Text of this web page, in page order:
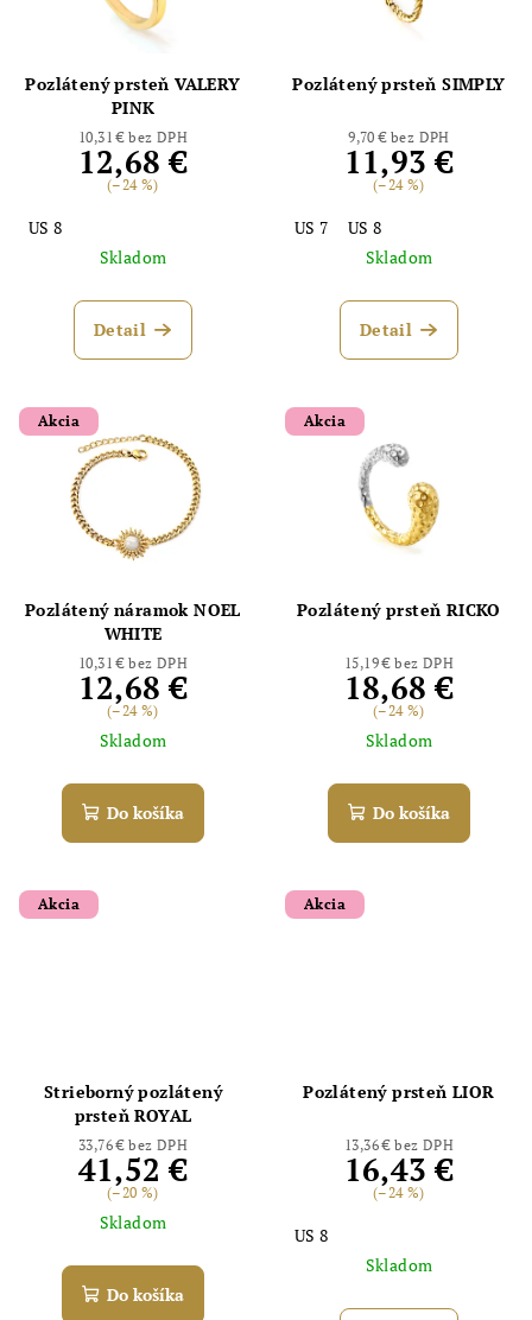
Pozlátený prsteň VALERY
PINK
10,31 € bez DPH
12,68 €
(–24 %)
US 8
Skladom
Detail
Pozlátený prsteň SIMPLY
9,70 € bez DPH
11,93 €
(–24 %)
US 7
US 8
Skladom
Detail
Akcia
Pozlátený náramok NOEL
WHITE
10,31 € bez DPH
12,68 €
(–24 %)
Skladom
Do košíka
Akcia
Pozlátený prsteň RICKO
15,19 € bez DPH
18,68 €
(–24 %)
Skladom
Do košíka
Akcia
Strieborný pozlátený
prsteň ROYAL
33,76 € bez DPH
41,52 €
(–20 %)
Skladom
Do košíka
Akcia
Pozlátený prsteň LIOR
13,36 € bez DPH
16,43 €
(–24 %)
US 8
Skladom